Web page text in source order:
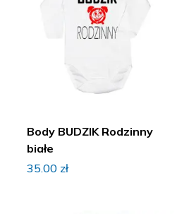
Body BUDZIK Rodzinny
białe
35.00 zł